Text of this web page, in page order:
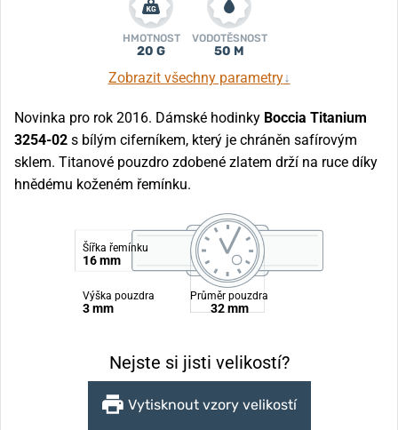
HMOTNOST
20 G
VODOTĚSNOST
50 M
Zobrazit všechny parametry↓
Novinka pro rok 2016. Dámské hodinky Boccia Titanium
3254-02 s bílým ciferníkem, který je chráněn safírovým
sklem. Titanové pouzdro zdobené zlatem drží na ruce díky
hnědému koženém řemínku.
Šířka řemínku
16 mm
Výška pouzdra
3 mm
Průměr pouzdra
32 mm
Nejste si jisti velikostí?
Vytisknout vzory velikostí